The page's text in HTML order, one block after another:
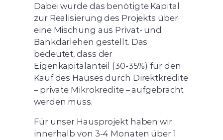
Dabei wurde das benötigte Kapital
zur Realisierung des Projekts über
eine Mischung aus Privat- und
Bankdarlehen gestellt. Das
bedeutet, dass der
Eigenkapitalanteil (30-35%) für den
Kauf des Hauses durch Direktkredite
– private Mikrokredite – aufgebracht
werden muss.
Für unser Hausprojekt haben wir
innerhalb von 3-4 Monaten über 1